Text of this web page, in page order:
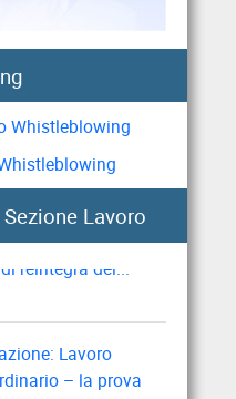
i criteri di
in caso di
Whistleblowing
Lavoro
di preavviso in
– la prova
deve essere